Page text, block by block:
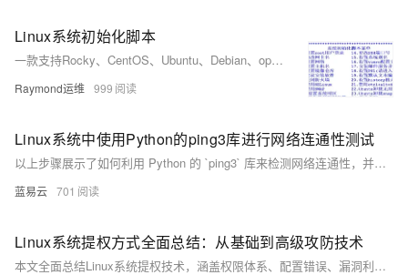
Linux系统初始化脚本
一款支持Rocky、CentOS、Ubuntu、Debian、openEuler等主流Linux发行版的系统初始化Shell脚本，涵盖网络配置、主机名设置、镜像源更换、安全加固等多项功能，适配单/双网卡环境，支持UEFI引导，提供多版本下载与持续更新。
Raymond运维 999
Linux系统中使用Python的ping3库进行网络连通性测试
以上步骤展示了如何利用 Python 的 `ping3` 库来检测网络连通性，并且提供了基本错误处理方法以确保程序能够优雅地处理各种意外情形。通过简洁明快、易读易懂、实操性强等特点使得该方法非常适合开发者或系统管理员快速集成至自动化工具链之内进行日常运维任务之需求满足。
蓝易云 701
Linux系统提权方式全面总结：从基础到高级攻防技术
本文全面总结Linux系统提权技术，涵盖权限体系、配置错误、漏洞利用、密码攻击等方法，帮助安全研究人员掌握攻防技术，提升系统防护能力。